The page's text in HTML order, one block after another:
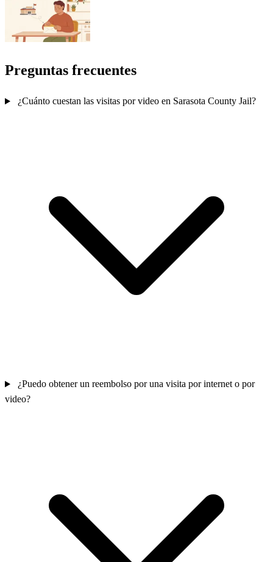
Preguntas frecuentes
¿Cuánto cuestan las visitas por video en Sarasota County Jail?
¿Puedo obtener un reembolso por una visita por internet o por
video?